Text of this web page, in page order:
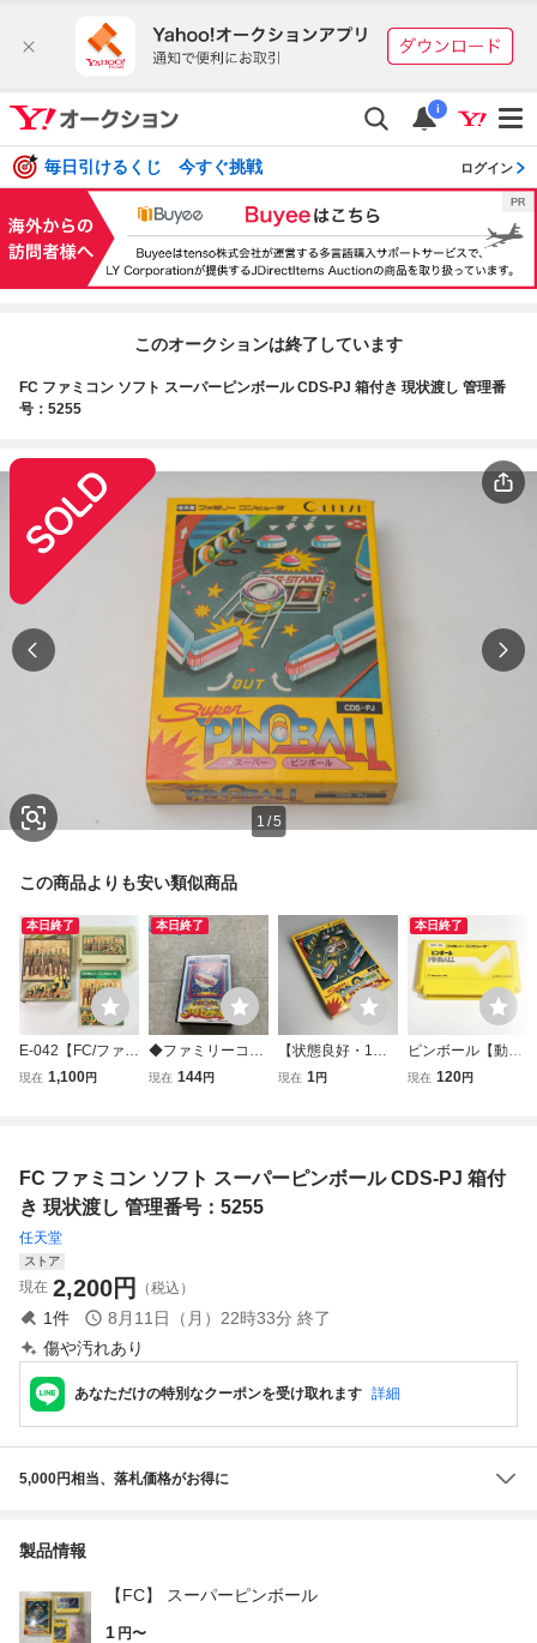
i
毎日引けるくじ 今すぐ挑戦 ログイン
このオークションは終了しています
FC ファミコン ソフト スーパーピンボール CDS-PJ 箱付き 現状渡し 管理番
号：5255
1 /5
この商品よりも安い類似商品
本日終了
E-042【FC/ファミ
コン/動作確認済】
レトロゲーム
現在 1,100円
本日終了
◆ファミリーコン
ピューター/ファミ
現在 144円
【状態良好・1円
スタート】ファミ
現在 1円
本日終了
ピンボール【動作
確認済】８本まで
現在 120円
FC ファミコン ソフト スーパーピンボール CDS-PJ 箱付
き 現状渡し 管理番号：5255
任天堂
ストア
現在 2,200円 （税込）
1件 8月11日（月）22時33分 終了
傷や汚れあり
あなただけの特別なクーポンを受け取れます 詳細
5,000円相当、落札価格がお得に
製品情報
【FC】 スーパーピンボール
1 円〜